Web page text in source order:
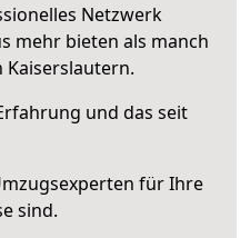
Netzwerk
mehr bieten als manch
und das seit
für Ihre
sind.